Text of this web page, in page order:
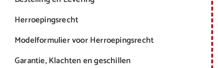
Herroepingsrecht
Modelformulier voor Herroepingsrecht
Garantie, Klachten en geschillen